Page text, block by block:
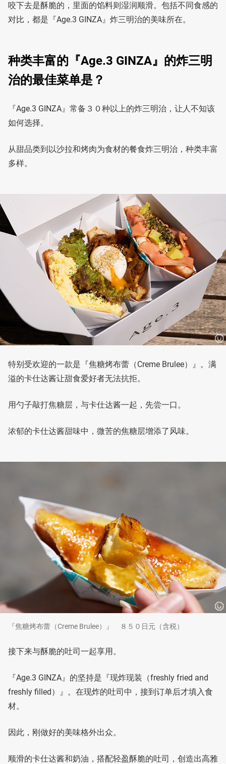
咬下去是酥脆的，里面的馅料则湿润顺滑。包括不同食感的
对比，都是『Age.3 GINZA』炸三明治的美味所在。
种类丰富的『Age.3 GINZA』的炸三明
治的最佳菜单是？
『Age.3 GINZA』常备３０种以上的炸三明治，让人不知该
如何选择。
从甜品类到以沙拉和烤肉为食材的餐食炸三明治，种类丰富
多样。
特别受欢迎的一款是『焦糖烤布蕾（Creme Brulee）』。满
溢的卡仕达酱让甜食爱好者无法抗拒。
用勺子敲打焦糖层，与卡仕达酱一起，先尝一口。
浓郁的卡仕达酱甜味中，微苦的焦糖层增添了风味。
『焦糖烤布蕾（Creme Brulee）』 ８５０日元（含税）
接下来与酥脆的吐司一起享用。
『Age.3 GINZA』的坚持是『现炸现装（freshly fried and
freshly filled）』。在现炸的吐司中，接到订单后才填入食
材。
因此，刚做好的美味格外出众。
顺滑的卡仕达酱和奶油，搭配轻盈酥脆的吐司，创造出高雅